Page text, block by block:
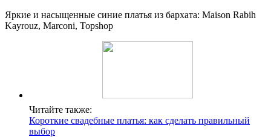
Яркие и насыщенные синие платья из бархата: Maison Rabih
Kayrouz, Marconi, Topshop
Читайте также:
Короткие свадебные платья: как сделать правильный
выбор